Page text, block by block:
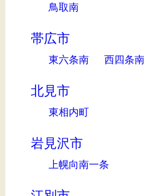
鳥取南
帯広市
東六条南 西四条南
北見市
東相内町
岩見沢市
上幌向南一条